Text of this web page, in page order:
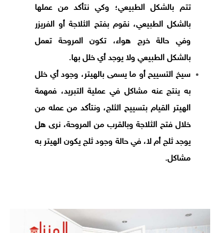
تتم بالشكل الطبيعي؛ وكي نتأكد من عملها
بالشكل الطبيعي، نقوم بفتح الثلاجة أو الفريزر
وفي حالة خرج هواء، تكون المروحة تعمل
بالشكل الطبيعي ولا يوجد أي خلل بها.
سيخ التسييح أو ما يسمى بالهيتر، وجود أي خلل
به ينتج عنه مشاكل في عملية التبريد، فمهمة
الهيتر القيام بتسييح الثلج، ونتأكد من عمله من
خلال فتح الثلاجة وبالقرب من المروحة، نرى هل
يوجد ثلج أم لا، في حالة وجود ثلج يكون الهيتر به
مشاكل.